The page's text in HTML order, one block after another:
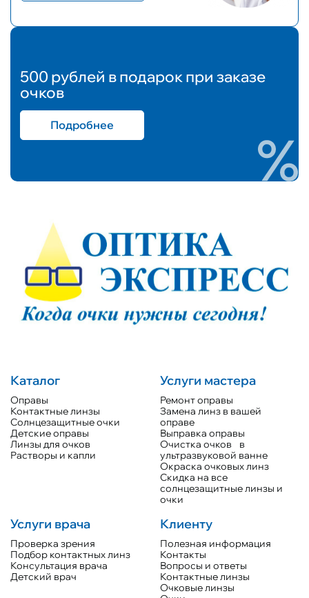
500 рублей в подарок при заказе
очков
Подробнее
Каталог
Оправы
Контактные линзы
Солнцезащитные очки
Детские оправы
Линзы для очков
Растворы и капли
Услуги мастера
Ремонт оправы
Замена линз в вашей
оправе
Выправка оправы
Очистка очков в
ультразвуковой ванне
Окраска очковых линз
Скидка на все
солнцезащитные линзы и
очки
Услуги врача
Проверка зрения
Подбор контактных линз
Консультация врача
Детский врач
Клиенту
Полезная информация
Контакты
Вопросы и ответы
Контактные линзы
Очковые линзы